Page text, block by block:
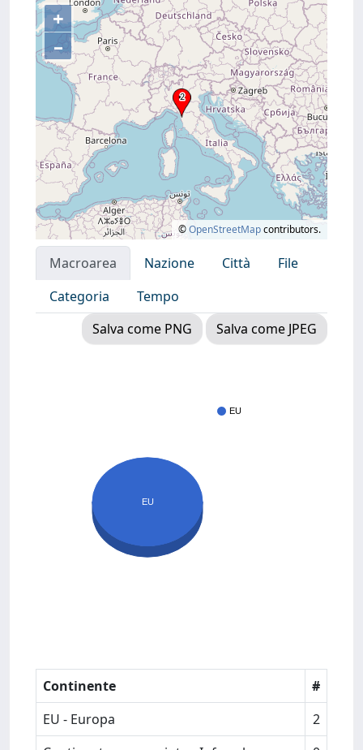
+
–
©OpenStreetMapcontributors.
Macroarea Nazione Città
File
Categoria
Tempo
Salva come PNG
Salva come JPEG
EU
EU
Continente
#
EU - Europa
2